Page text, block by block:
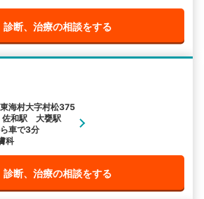
診断、治療の相談をする
海村大字村松375
佐和駅 大甕駅
車で3分
科
診断、治療の相談をする